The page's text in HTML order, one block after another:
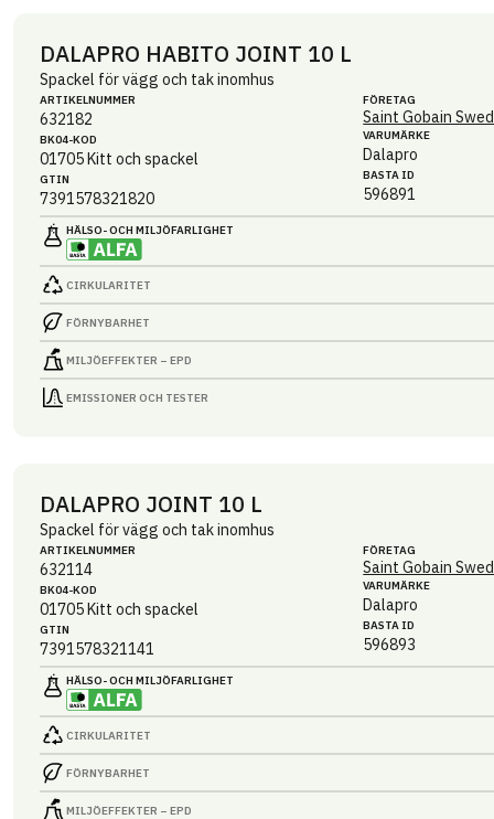
DALAPRO HABITO JOINT 10 L
Spackel för vägg och tak inomhus
ARTIKEL­NUMMER
632182
BK04-KOD
01705Kitt och spackel
GTIN
7391578321820
FÖRETAG
Saint Gobain
VARUMÄRKE
Dalapro
BASTA ID
596891
HÄLSO- OCH MILJÖ­FARLIGHET
CIRKULARITET
FÖRNYBARHET
MILJÖEFFEKTER – EPD
EMISSIONER OCH TESTER
DALAPRO JOINT 10 L
Spackel för vägg och tak inomhus
ARTIKEL­NUMMER
632114
BK04-KOD
01705Kitt och spackel
GTIN
7391578321141
FÖRETAG
Saint Gobain
VARUMÄRKE
Dalapro
BASTA ID
596893
HÄLSO- OCH MILJÖ­FARLIGHET
CIRKULARITET
FÖRNYBARHET
MILJÖEFFEKTER – EPD